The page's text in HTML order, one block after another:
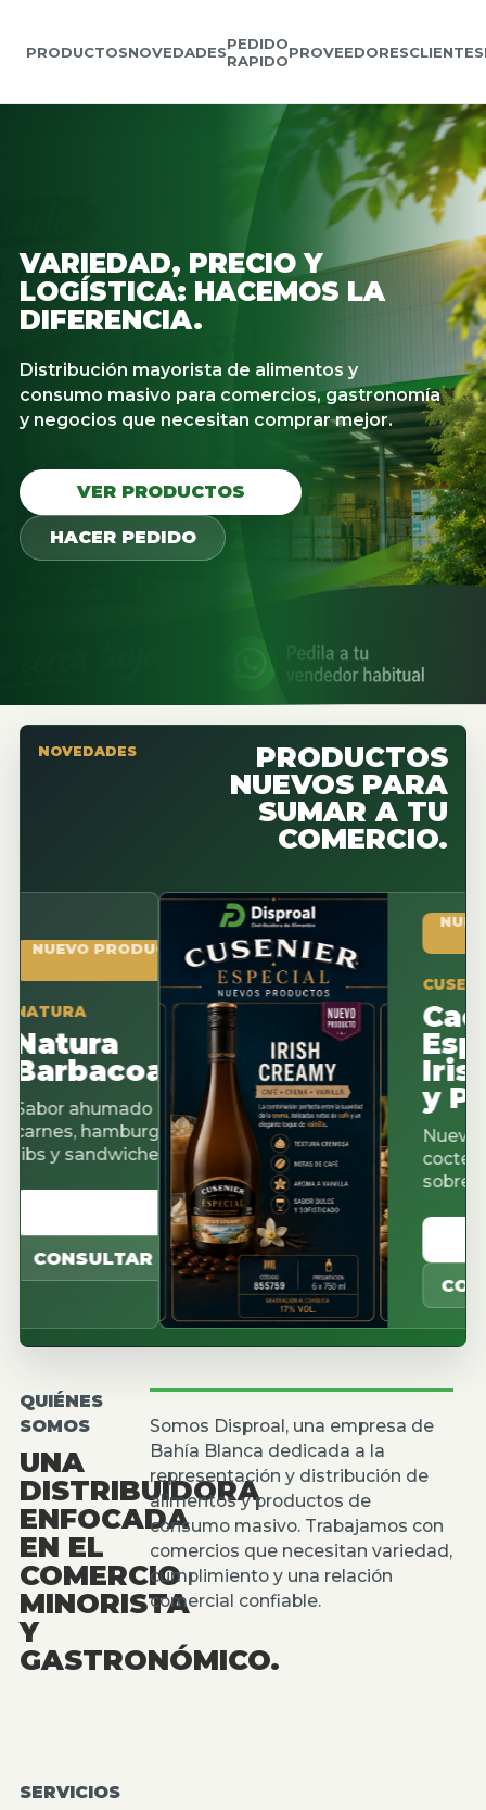
PRODUCTOSNOVEDADESPEDIDO
RAPIDOPROVEEDORESCLIENTES
VARIEDAD, PRECIO Y
LOGÍSTICA: HACEMOS LA
DIFERENCIA.
Distribución mayorista de alimentos y
consumo masivo para comercios, gastronomía
y negocios que necesitan comprar mejor.
VER PRODUCTOS
HACER PEDIDO
NOVEDADES
PRODUCTOS
NUEVOS PARA
SUMAR A TU
COMERCIO.
PRODUCTO
ahumado para
hamburguesas,
y sandwiches.
NUEVO
CUSENIER
Cacao
Irish
y
Nuevos
cocteleria,
QUIÉNES
SOMOS
UNA
DISTRIBUIDORA
ENFOCADA
EN EL
COMERCIO
MINORISTA
Y
GASTRONÓMICO.
Somos Disproal, una empresa de
Bahía Blanca dedicada a la
representación y distribución de
alimentos y productos de
consumo masivo. Trabajamos con
comercios que necesitan variedad,
cumplimiento y una relación
comercial confiable.
SERVICIOS